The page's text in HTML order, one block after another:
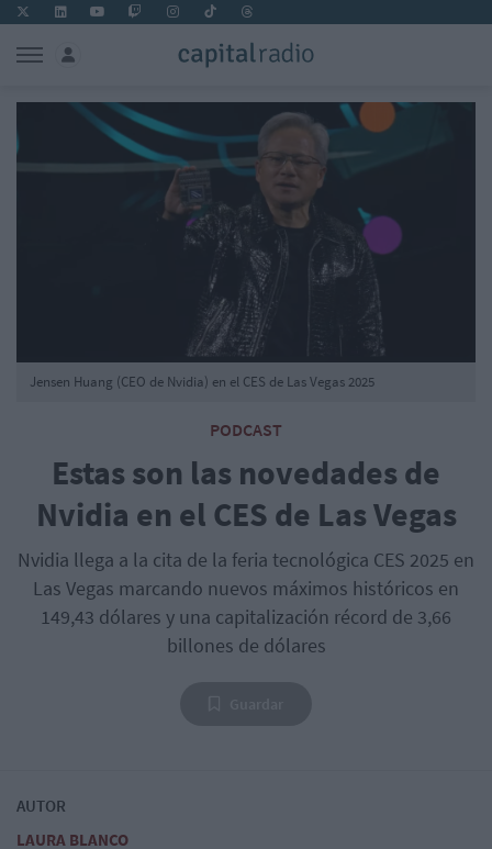
PODCAST
Estas son las novedades de
Nvidia en el CES de Las Vegas
Nvidia llega a la cita de la feria tecnológica CES 2025 en
Las Vegas marcando nuevos máximos históricos en
149,43 dólares y una capitalización récord de 3,66
billones de dólares
Jensen Huang (CEO de Nvidia) en el CES de Las Vegas 2025
AUTOR
LAURA BLANCO